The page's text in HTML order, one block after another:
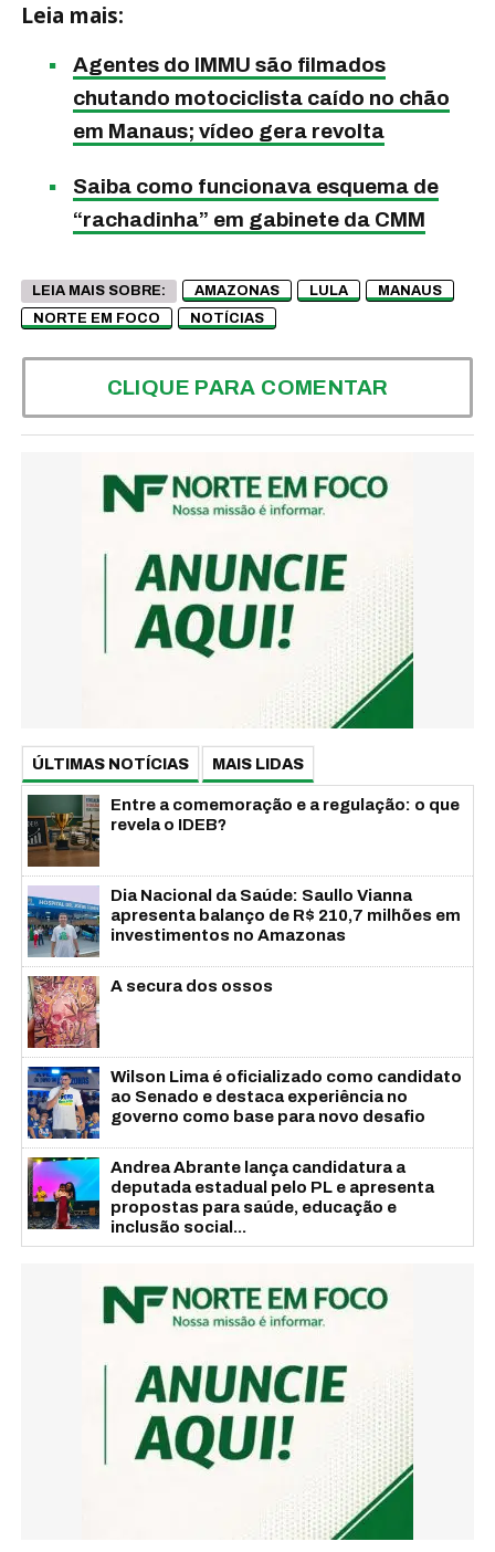
Leia mais:
Agentes do IMMU são filmados
chutando motociclista caído no chão
em Manaus; vídeo gera revolta
Saiba como funcionava esquema de
“rachadinha” em gabinete da CMM
LEIA MAIS SOBRE: AMAZONAS LULA
MANAUS
NORTE EM FOCO
NOTÍCIAS
CLIQUE PARA COMENTAR
ÚLTIMAS NOTÍCIAS MAIS LIDAS
Entre a comemoração e a regulação: o que
revela o IDEB?
Dia Nacional da Saúde: Saullo Vianna
apresenta balanço de R$ 210,7 milhões em
investimentos no Amazonas
A secura dos ossos
Wilson Lima é oficializado como candidato
ao Senado e destaca experiência no
governo como base para novo desafio
Andrea Abrante lança candidatura a
deputada estadual pelo PL e apresenta
propostas para saúde, educação e
inclusão social...